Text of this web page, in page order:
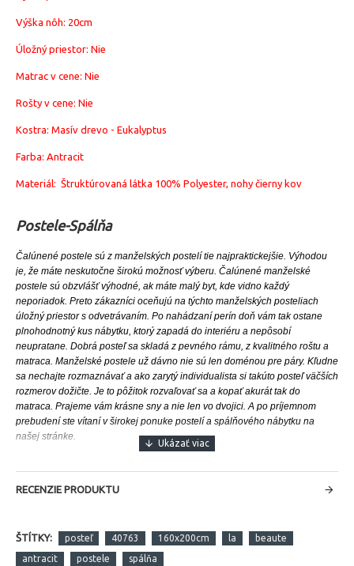
Výška nôh: 20cm
Úložný priestor: Nie
Matrac v cene: Nie
Rošty v cene: Nie
Kostra: Masív drevo - Eukalyptus
Farba: Antracit
Materiál: Štruktúrovaná látka 100% Polyester, nohy čierny kov
Postele-Spálňa
Čalúnené postele sú z manželských postelí tie najpraktickejšie. Výhodou
je, že máte neskutočne širokú možnosť výberu. Čalúnené manželské
postele sú obzvlášť výhodné, ak máte malý byt, kde vidno každý
neporiadok. Preto zákazníci oceňujú na týchto manželských posteliach
úložný priestor s odvetrávaním. Po nahádzaní perín doň vám tak ostane
plnohodnotný kus nábytku, ktorý zapadá do interiéru a nepôsobí
neupratane. Dobrá posteľ sa skladá z pevného rámu, z kvalitného roštu a
matraca. Manželské postele už dávno nie sú len doménou pre páry. Kľudne
sa nechajte rozmaznávať a ako zarytý individualista si takúto posteľ väčších
rozmerov dožičte. Je to pôžitok rozvaľovať sa a kopať akurát tak do
matraca. Prajeme vám krásne sny a nie len vo dvojici. A po príjemnom
prebudení ste vítaní v širokej ponuke postelí a spálňového nábytku na
našej stránke.
RECENZIE PRODUKTU
ŠTÍTKY: posteľ 40763 160x200cm la beaute
antracit postele spálňa